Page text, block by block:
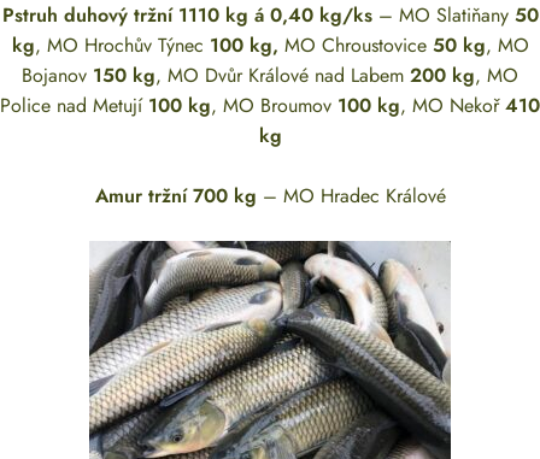
Pstruh duhový tržní 1110 kg á 0,40 kg/ks– MO Slatiňany 50
kg, MO Hrochův Týnec 100 kg, MO Chroustovice 50 kg, MO
Bojanov 150 kg, MO Dvůr Králové nad Labem 200 kg, MO
Police nad Metují 100 kg, MO Broumov 100 kg, MO Nekoř410
kg
Amur tržní 700 kg – MO Hradec Králové